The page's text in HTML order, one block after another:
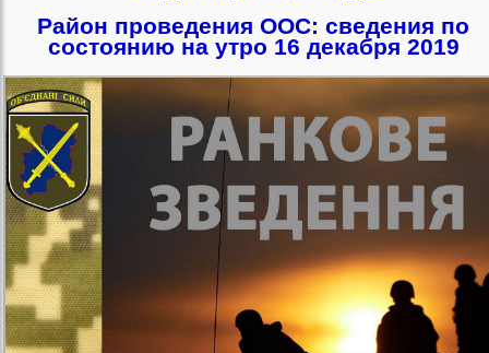
Район проведения ООС: сведения по
состоянию на утро 16 декабря 2019